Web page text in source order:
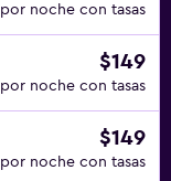
por noche con tasas
$149
por noche con tasas
$149
por noche con tasas